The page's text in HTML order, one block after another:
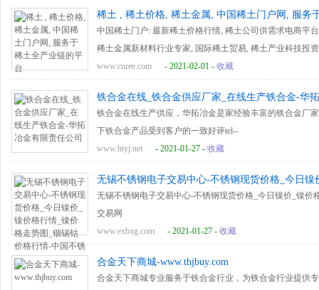
稀土 , 稀土价格, 稀土金属, 中国稀土门户网, 服务
中国稀土门户: 最新稀土价格行情, 稀土公司供需求电商平
稀土金属新材料行业专家, 国际稀土贸易, 稀土产业科技投
力稀土产业网。
www.cnree.com - 2021-02-01 - 收藏
铁合金在线_铁合金供应厂家_在线生产铁合金-华
铁合金在线生产供应，华拓冶金是家经验丰富的铁合金厂
下铁合金产品受到客户的一致好评tel--
www.htyj.net
- 2021-01-27 - 收藏
无锡不锈钢电子交易中心-不锈钢现货价格_今日
情-中国不锈
无锡不锈钢电子交易中心-不锈钢现货价格_今日镍价_镍
交易网
www.exbxg.com
- 2021-01-27 - 收藏
合金天下商城-www.thjbuy.com
合金天下商城专业服务于铁合金行业，为铁合金行业提供